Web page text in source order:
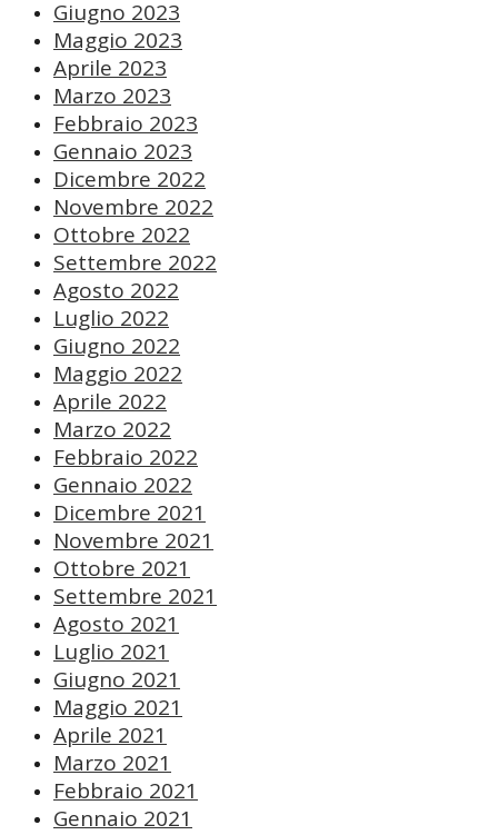
Giugno 2023
Maggio 2023
Aprile 2023
Marzo 2023
Febbraio 2023
Gennaio 2023
Dicembre 2022
Novembre 2022
Ottobre 2022
Settembre 2022
Agosto 2022
Luglio 2022
Giugno 2022
Maggio 2022
Aprile 2022
Marzo 2022
Febbraio 2022
Gennaio 2022
Dicembre 2021
Novembre 2021
Ottobre 2021
Settembre 2021
Agosto 2021
Luglio 2021
Giugno 2021
Maggio 2021
Aprile 2021
Marzo 2021
Febbraio 2021
Gennaio 2021